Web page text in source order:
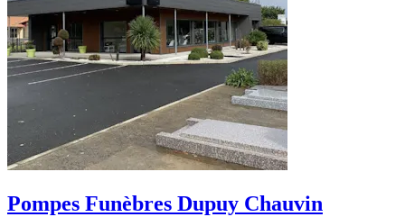
Pompes Funèbres Dupuy Chauvin